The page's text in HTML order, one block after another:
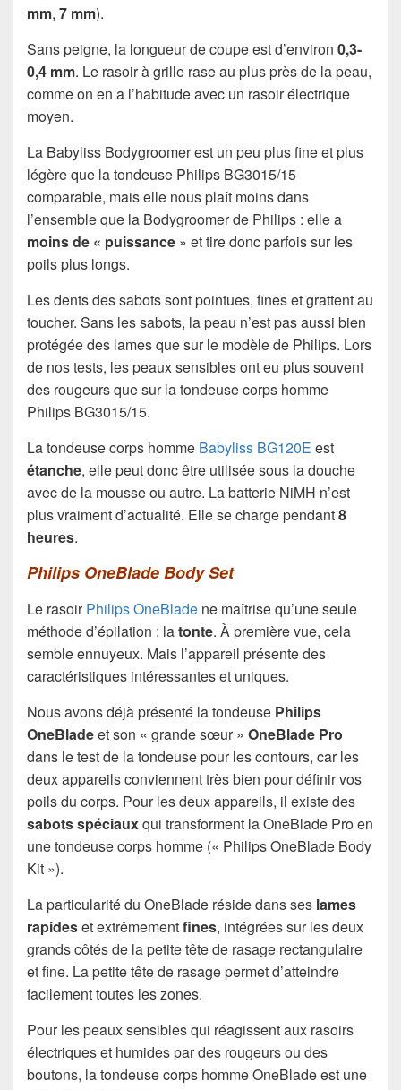
mm, 7 mm).
Sans peigne, la longueur de coupe est d’environ 0,3-
0,4 mm. Le rasoir à grille rase au plus près de la peau,
comme on en a l’habitude avec un rasoir électrique
moyen.
La Babyliss Bodygroomer est un peu plus fine et plus
légère que la tondeuse Philips BG3015/15
comparable, mais elle nous plaît moins dans
l’ensemble que la Bodygroomer de Philips : elle a
moins de « puissance » et tire donc parfois sur les
poils plus longs.
Les dents des sabots sont pointues, fines et grattent au
toucher. Sans les sabots, la peau n’est pas aussi bien
protégée des lames que sur le modèle de Philips. Lors
de nos tests, les peaux sensibles ont eu plus souvent
des rougeurs que sur la tondeuse corps homme
Philips BG3015/15.
La tondeuse corps homme Babyliss BG120E est
étanche, elle peut donc être utilisée sous la douche
avec de la mousse ou autre. La batterie NiMH n’est
plus vraiment d’actualité. Elle se charge pendant8
heures.
Philips OneBlade Body Set
Le rasoirPhilips OneBlade ne maîtrise qu’une seule
méthode d’épilation : latonte. À première vue, cela
semble ennuyeux. Mais l’appareil présente des
caractéristiques intéressantes et uniques.
Nous avons déjà présenté la tondeuse Philips
OneBladeet son « grande sœur » OneBlade Pro
dans le test de la tondeuse pour les contours, car les
deux appareils conviennent très bien pour définir vos
poils du corps. Pour les deux appareils, il existe des
sabots spéciauxqui transforment la OneBlade Pro en
une tondeuse corps homme (« Philips OneBlade Body
Kit »).
La particularité du OneBlade réside dans ses lames
rapideset extrêmementfines, intégrées sur les deux
grands côtés de la petite tête de rasage rectangulaire
et fine. La petite tête de rasage permet d’atteindre
facilement toutes les zones.
Pour les peaux sensibles qui réagissent aux rasoirs
électriques et humides par des rougeurs ou des
boutons, la tondeuse corps homme OneBlade est une